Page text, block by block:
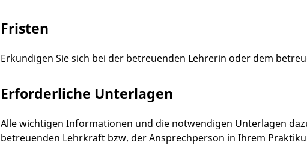
Fristen
Erkundigen Sie sich bei der betreuenden Lehrerin oder dem
Erforderliche Unterlagen
Alle wichtigen Informationen und die notwendigen Unterlagen
betreuenden Lehrkraft bzw. der Ansprechperson in Ihrem